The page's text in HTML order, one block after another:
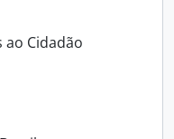
ao Cidadão